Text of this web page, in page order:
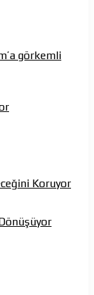
görkemli
Koruyor